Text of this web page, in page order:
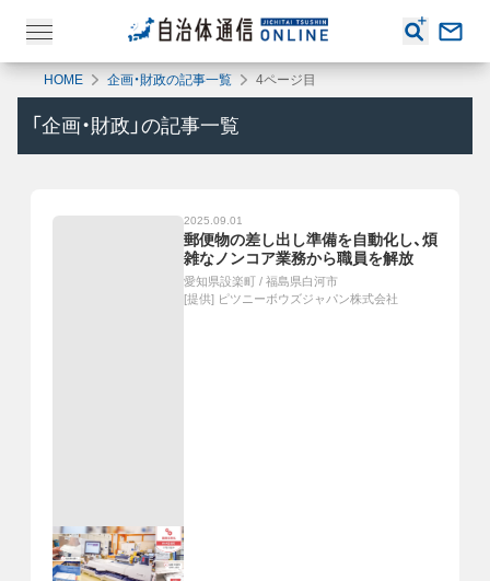
HOME 企画・財政の記事一覧 4ページ目
「 企画・財政 」の記事一覧
2025.09.01
郵便物の差し出し準備を自動化し、煩
雑なノンコア業務から職員を解放
愛知県設楽町 / 福島県白河市
[提供] ピツニーボウズジャパン株式会社